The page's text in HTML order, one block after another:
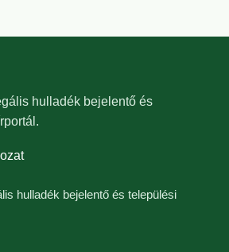
hulladék bejelentő és
hulladék bejelentő és települési